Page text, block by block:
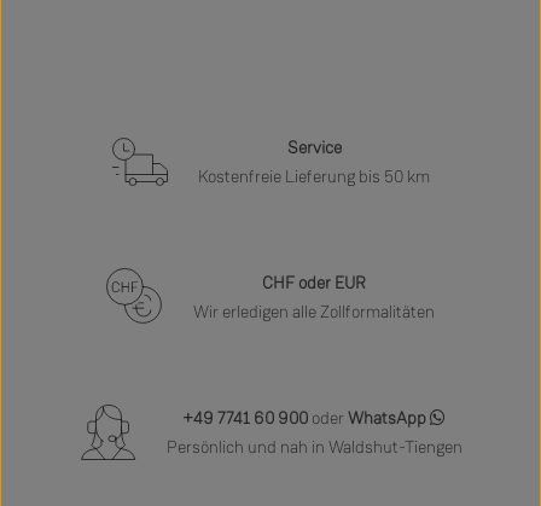
Service
Kostenfreie Lieferung bis 50 km
CHF oder EUR
Wir erledigen alle Zollformalitäten
+49 7741 60 900 oder WhatsApp
Persönlich und nah in Waldshut-Tiengen